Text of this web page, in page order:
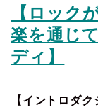
【ロック
楽を通じ
ディ】
【イントロダク